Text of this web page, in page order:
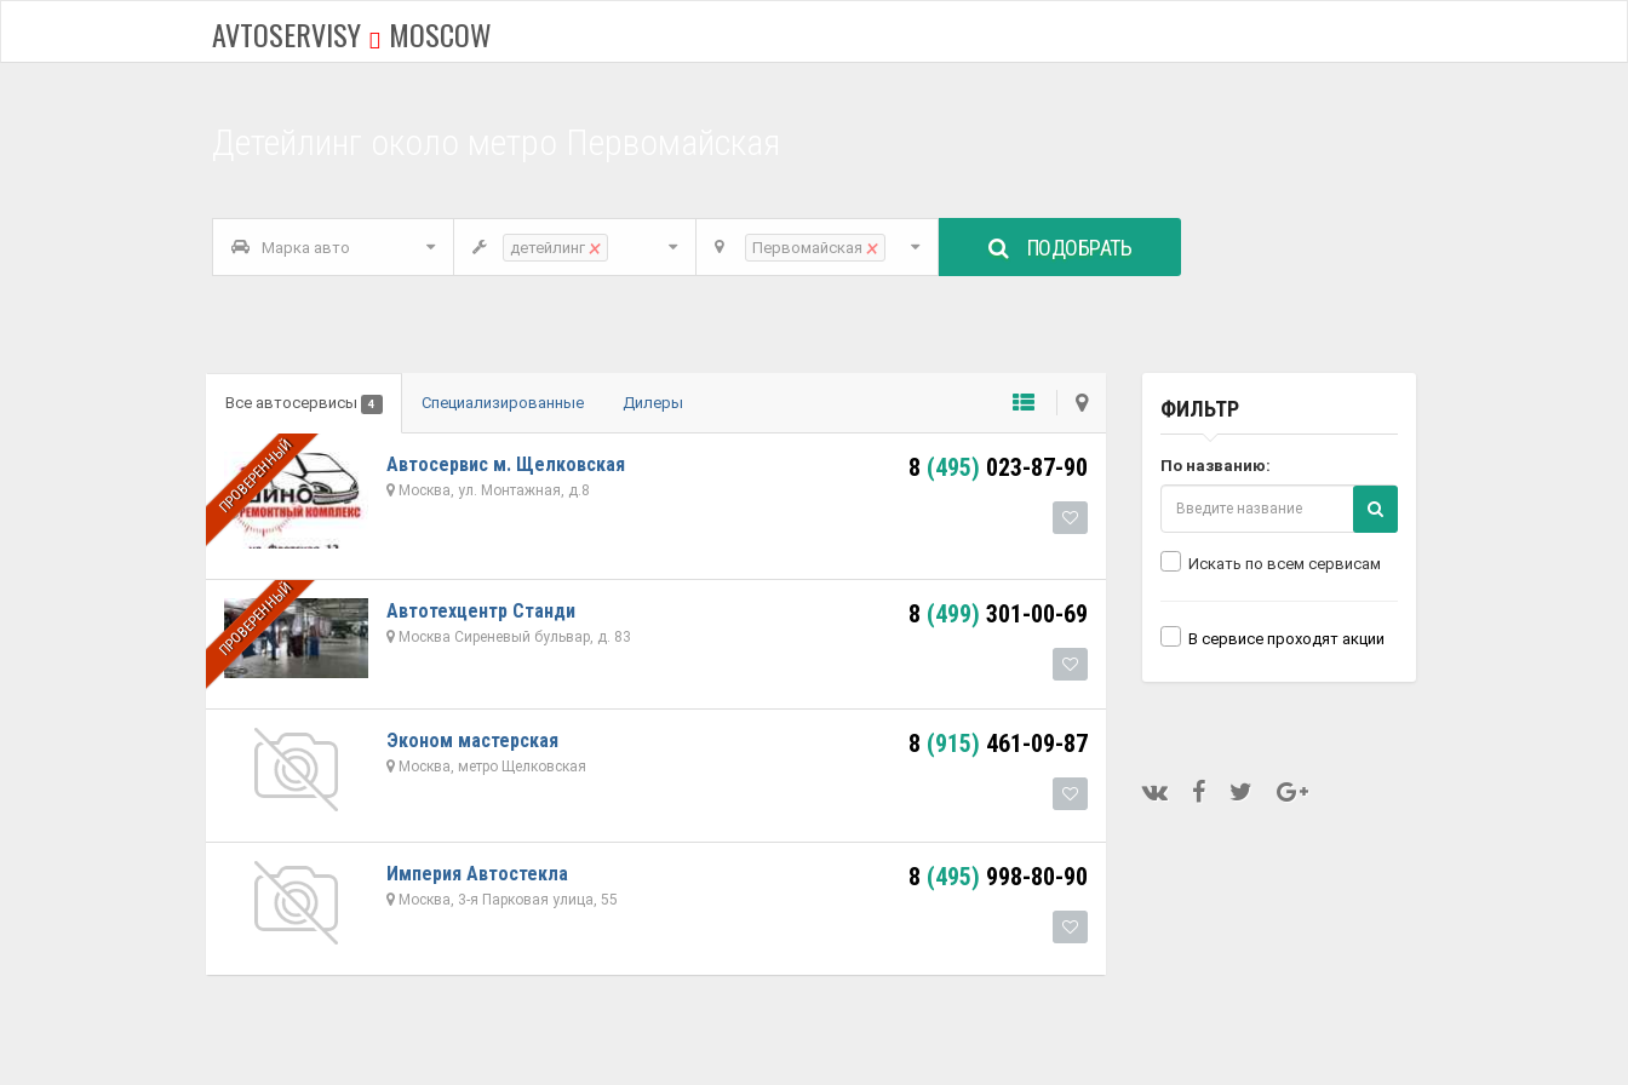
AVTOSERVISY MOSCOW
Марка авто детейлинг × Первомайская × ПОДОБРАТЬ
Все автосервисы 4 Специализированные Дилеры
ПРОВЕРЕННЫЙ Автосервис м. Щелковская
Москва, ул. Монтажная, д.8
8 (495) 023-87-90
ПРОВЕРЕННЫЙ Автотехцентр Станди
Москва Сиреневый бульвар, д. 83
8 (499) 301-00-69
Эконом мастерская
Москва, метро Щелковская
8 (915) 461-09-87
Империя Автостекла
Москва, 3-я Парковая улица, 55
8 (495) 998-80-90
ФИЛЬТР
По названию:
Искать по всем сервисам
В сервисе проходят акции